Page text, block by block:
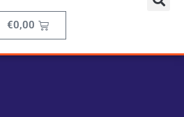
€0,00